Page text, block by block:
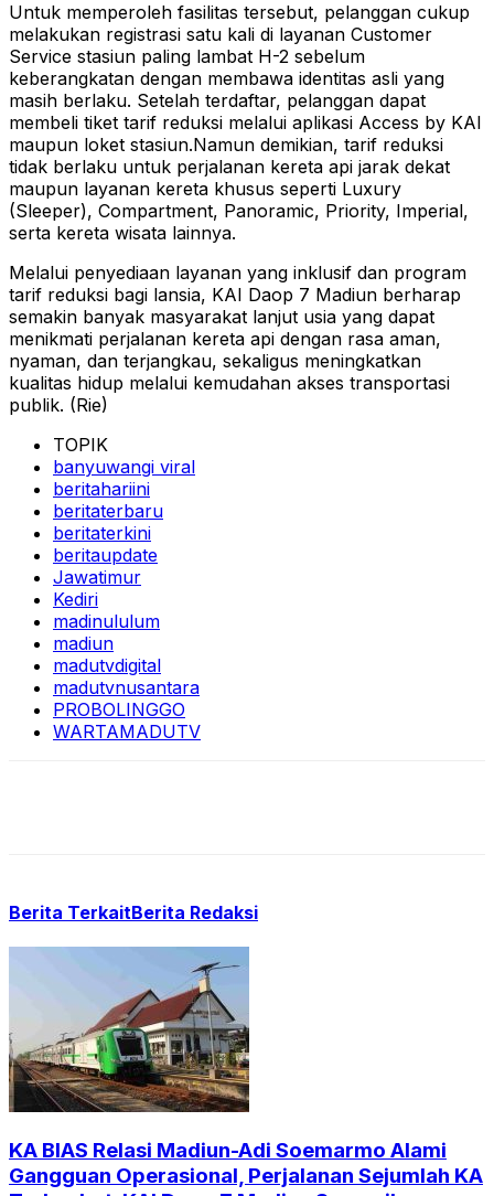
Untuk memperoleh fasilitas tersebut, pelanggan cukup
melakukan registrasi satu kali di layanan Customer
Service stasiun paling lambat H-2 sebelum
keberangkatan dengan membawa identitas asli yang
masih berlaku. Setelah terdaftar, pelanggan dapat
membeli tiket tarif reduksi melalui aplikasi Access by KAI
maupun loket stasiun.Namun demikian, tarif reduksi
tidak berlaku untuk perjalanan kereta api jarak dekat
maupun layanan kereta khusus seperti Luxury
(Sleeper), Compartment, Panoramic, Priority, Imperial,
serta kereta wisata lainnya.
Melalui penyediaan layanan yang inklusif dan program
tarif reduksi bagi lansia, KAI Daop 7 Madiun berharap
semakin banyak masyarakat lanjut usia yang dapat
menikmati perjalanan kereta api dengan rasa aman,
nyaman, dan terjangkau, sekaligus meningkatkan
kualitas hidup melalui kemudahan akses transportasi
publik. (Rie)
TOPIK
banyuwangi viral
beritahariini
beritaterbaru
beritaterkini
beritaupdate
Jawatimur
Kediri
madinululum
madiun
madutvdigital
madutvnusantara
PROBOLINGGO
WARTAMADUTV
Berita TerkaitBerita Redaksi
KA BIAS Relasi Madiun-Adi Soemarmo Alami
Gangguan Operasional, Perjalanan Sejumlah KA